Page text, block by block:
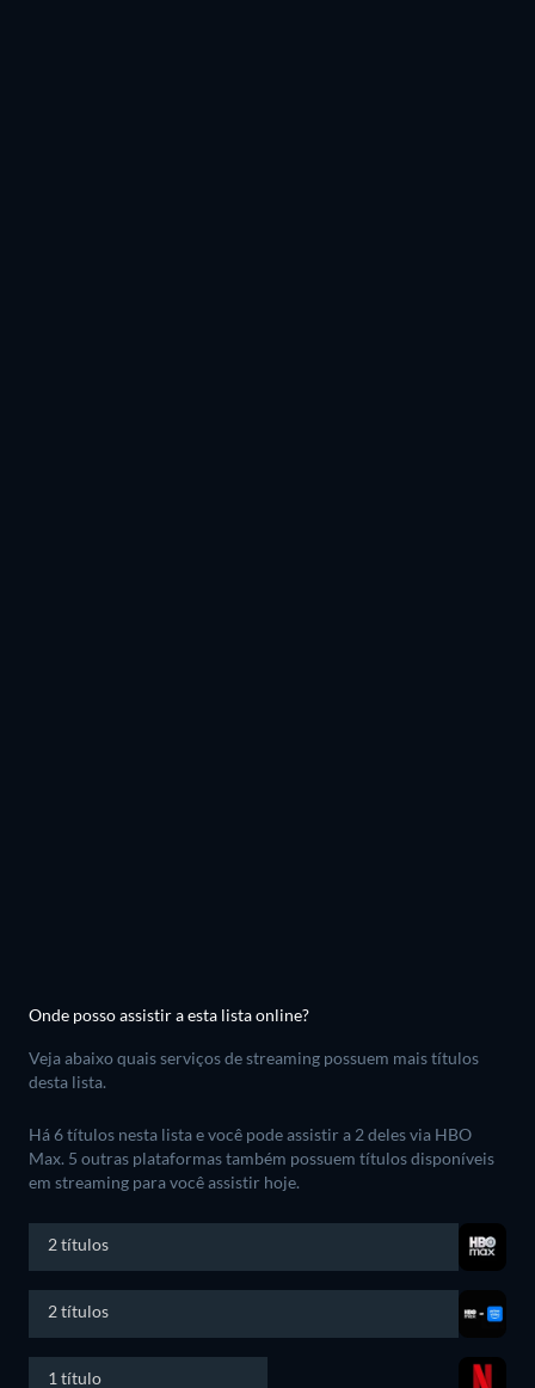
Onde posso assistir a esta lista online?
Veja abaixo quais serviços de streaming possuem mais títulos
desta lista.
Há 6 títulos nesta lista e você pode assistir a 2 deles via HBO
Max. 5 outras plataformas também possuem títulos disponíveis
em streaming para você assistir hoje.
2 títulos
2 títulos
1 título